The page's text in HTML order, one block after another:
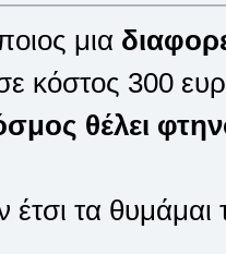
μια
σε κόστος 300
θέλει
έτσι τα